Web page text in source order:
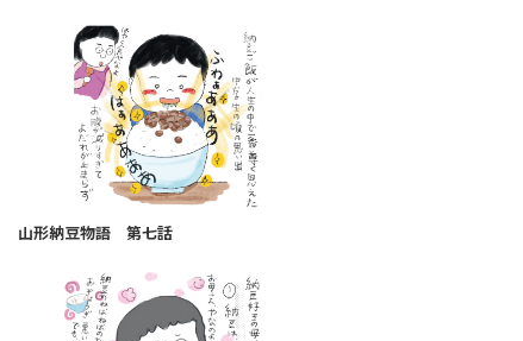
山形納豆物語 第七話